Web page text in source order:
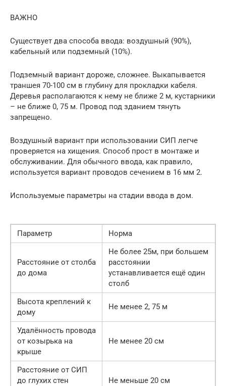
ВАЖНО
Существует два способа ввода: воздушный (90%),
кабельный или подземный (10%).
Подземный вариант дороже, сложнее. Выкапывается
траншея 70-100 см в глубину для прокладки кабеля.
Деревья располагаются к нему не ближе 2 м, кустарники
– не ближе 0, 75 м. Провод под зданием тянуть
запрещено.
Воздушный вариант при использовании СИП легче
проверяется на хищения. Способ прост в монтаже и
обслуживании. Для обычного ввода, как правило,
используется вариант проводов сечением в 16 мм 2.
Используемые параметры на стадии ввода в дом.
Параметр Норма
Расстояние от столба
до дома
Не более 25м, при большем
расстоянии
устанавливается ещё один
столб
Высота креплений к
дому
Не менее 2, 75 м
Удалённость провода
от козырька на
крыше
Не менее 20 см
Расстояние от СИП
до глухих стен
Не меньше 20 см